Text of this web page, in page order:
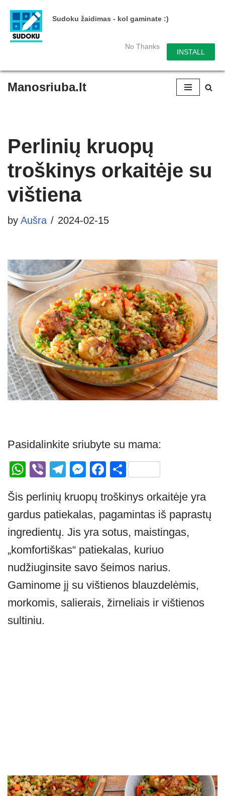
Sudoku žaidimas - kol gaminate :)
No Thanks
INSTALL
content
Manosriuba.lt
Perlinių kruopų
troškinys orkaitėje su
vištiena
by Aušra 2024-02-15
Pasidalinkite sriubyte su mama:
W
at
s
A
p
p
Vi
er
T
e
gr
a
m
M
ss
e
n
g
er
F
c
e
b
o
o
k
S
ar
e
Šis perlinių kruopų troškinys orkaitėje yra
gardus patiekalas, pagamintas iš paprastų
ingredientų. Jis yra sotus, maistingas,
„komfortiškas“ patiekalas, kuriuo
nudžiuginsite savo šeimos narius.
Gaminome jį su vištienos blauzdelėmis,
morkomis, salierais, žirneliais ir vištienos
sultiniu.